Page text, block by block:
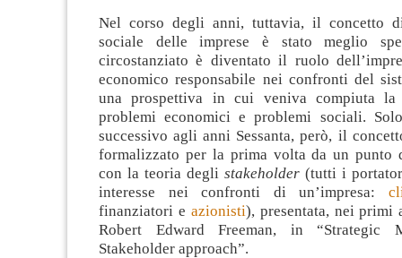
Nel corso degli anni, tuttavia, il concetto
sociale delle imprese è stato meglio
circostanziato è diventato il ruolo
economico responsabile nei confronti del
una prospettiva in cui veniva compiuta la
problemi economici e problemi sociali.
successivo agli anni Sessanta, però, il
formalizzato per la prima volta da un punto
con la teoria degli stakeholder (tutti i
interesse nei confronti di un’impresa:
finanziatori e azionisti), presentata, nei primi
Robert Edward Freeman, in “Strategic
Stakeholder approach”.